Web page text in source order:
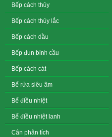
Bếp cách thủy
Bếp cách thủy lắc
Bếp cách dầu
Bếp đun bình cầu
Bếp cách cát
Bể rửa siêu âm
Bể điều nhiệt
Bể điều nhiệt lanh
Cân phân tích